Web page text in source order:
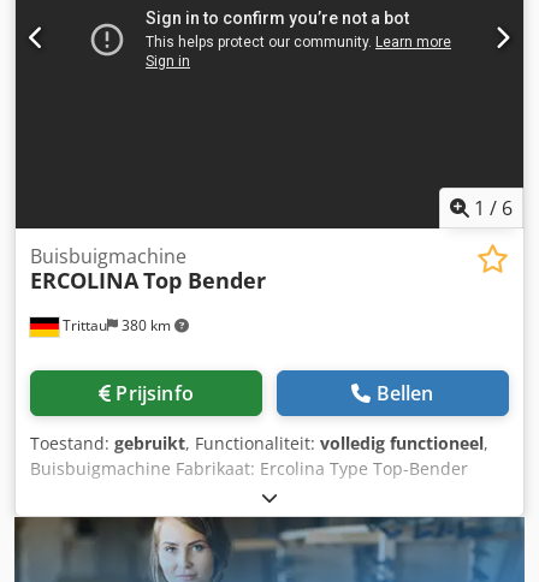
profielen Toebehoren (bijv. bedieningspaneel met
voetbediening, gebruiksaanwijzing) 1 set kunststof rollen
ronde buis 1 1/2" voor markeringsarm werken
1 / 6
Trittau 380 km
Buisbuigmachine
ERCOLINATop Bender
Prijsinfo Bellen
Toestand: gebruikt, Functionaliteit: volledig functioneel,
Buisbuigmachine Fabrikaat: Ercolina Type Top-Bender
Technische gegevens Fabrikant: Ercolina Type: TOP -
BENDER Bouwjaar: onbekend Buigcapaciteit: Ø 64 x 4 mm
Buighoek: 180° Gewicht: 135 kg Toebehoren - Gereedschap
Blauw o R90 d42-1-1/4 o R67 d 1" Dcedpfxszdf N Rs Agujk o